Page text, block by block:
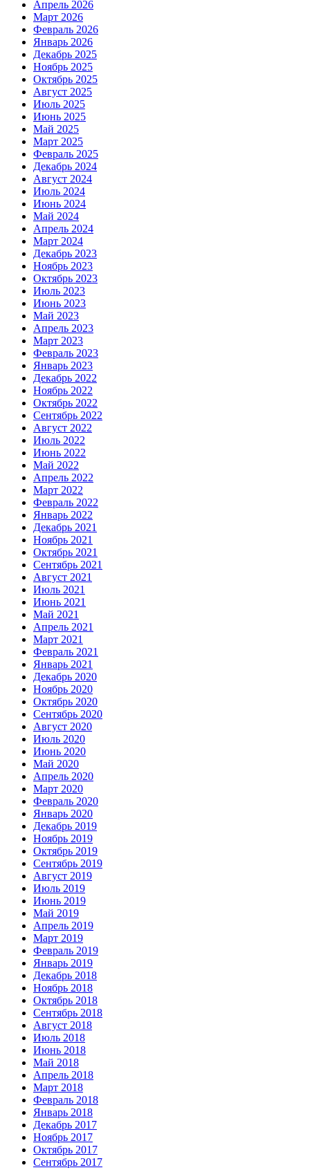
Апрель 2026
Март 2026
Февраль 2026
Январь 2026
Декабрь 2025
Ноябрь 2025
Октябрь 2025
Август 2025
Июль 2025
Июнь 2025
Май 2025
Март 2025
Февраль 2025
Декабрь 2024
Август 2024
Июль 2024
Июнь 2024
Май 2024
Апрель 2024
Март 2024
Декабрь 2023
Ноябрь 2023
Октябрь 2023
Июль 2023
Июнь 2023
Май 2023
Апрель 2023
Март 2023
Февраль 2023
Январь 2023
Декабрь 2022
Ноябрь 2022
Октябрь 2022
Сентябрь 2022
Август 2022
Июль 2022
Июнь 2022
Май 2022
Апрель 2022
Март 2022
Февраль 2022
Январь 2022
Декабрь 2021
Ноябрь 2021
Октябрь 2021
Сентябрь 2021
Август 2021
Июль 2021
Июнь 2021
Май 2021
Апрель 2021
Март 2021
Февраль 2021
Январь 2021
Декабрь 2020
Ноябрь 2020
Октябрь 2020
Сентябрь 2020
Август 2020
Июль 2020
Июнь 2020
Май 2020
Апрель 2020
Март 2020
Февраль 2020
Январь 2020
Декабрь 2019
Ноябрь 2019
Октябрь 2019
Сентябрь 2019
Август 2019
Июль 2019
Июнь 2019
Май 2019
Апрель 2019
Март 2019
Февраль 2019
Январь 2019
Декабрь 2018
Ноябрь 2018
Октябрь 2018
Сентябрь 2018
Август 2018
Июль 2018
Июнь 2018
Май 2018
Апрель 2018
Март 2018
Февраль 2018
Январь 2018
Декабрь 2017
Ноябрь 2017
Октябрь 2017
Сентябрь 2017